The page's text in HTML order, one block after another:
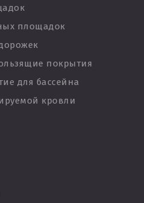
площадок
покрытия
для бассейна
кровли